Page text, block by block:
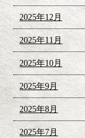
2025年12月
2025年11月
2025年10月
2025年9月
2025年8月
2025年7月